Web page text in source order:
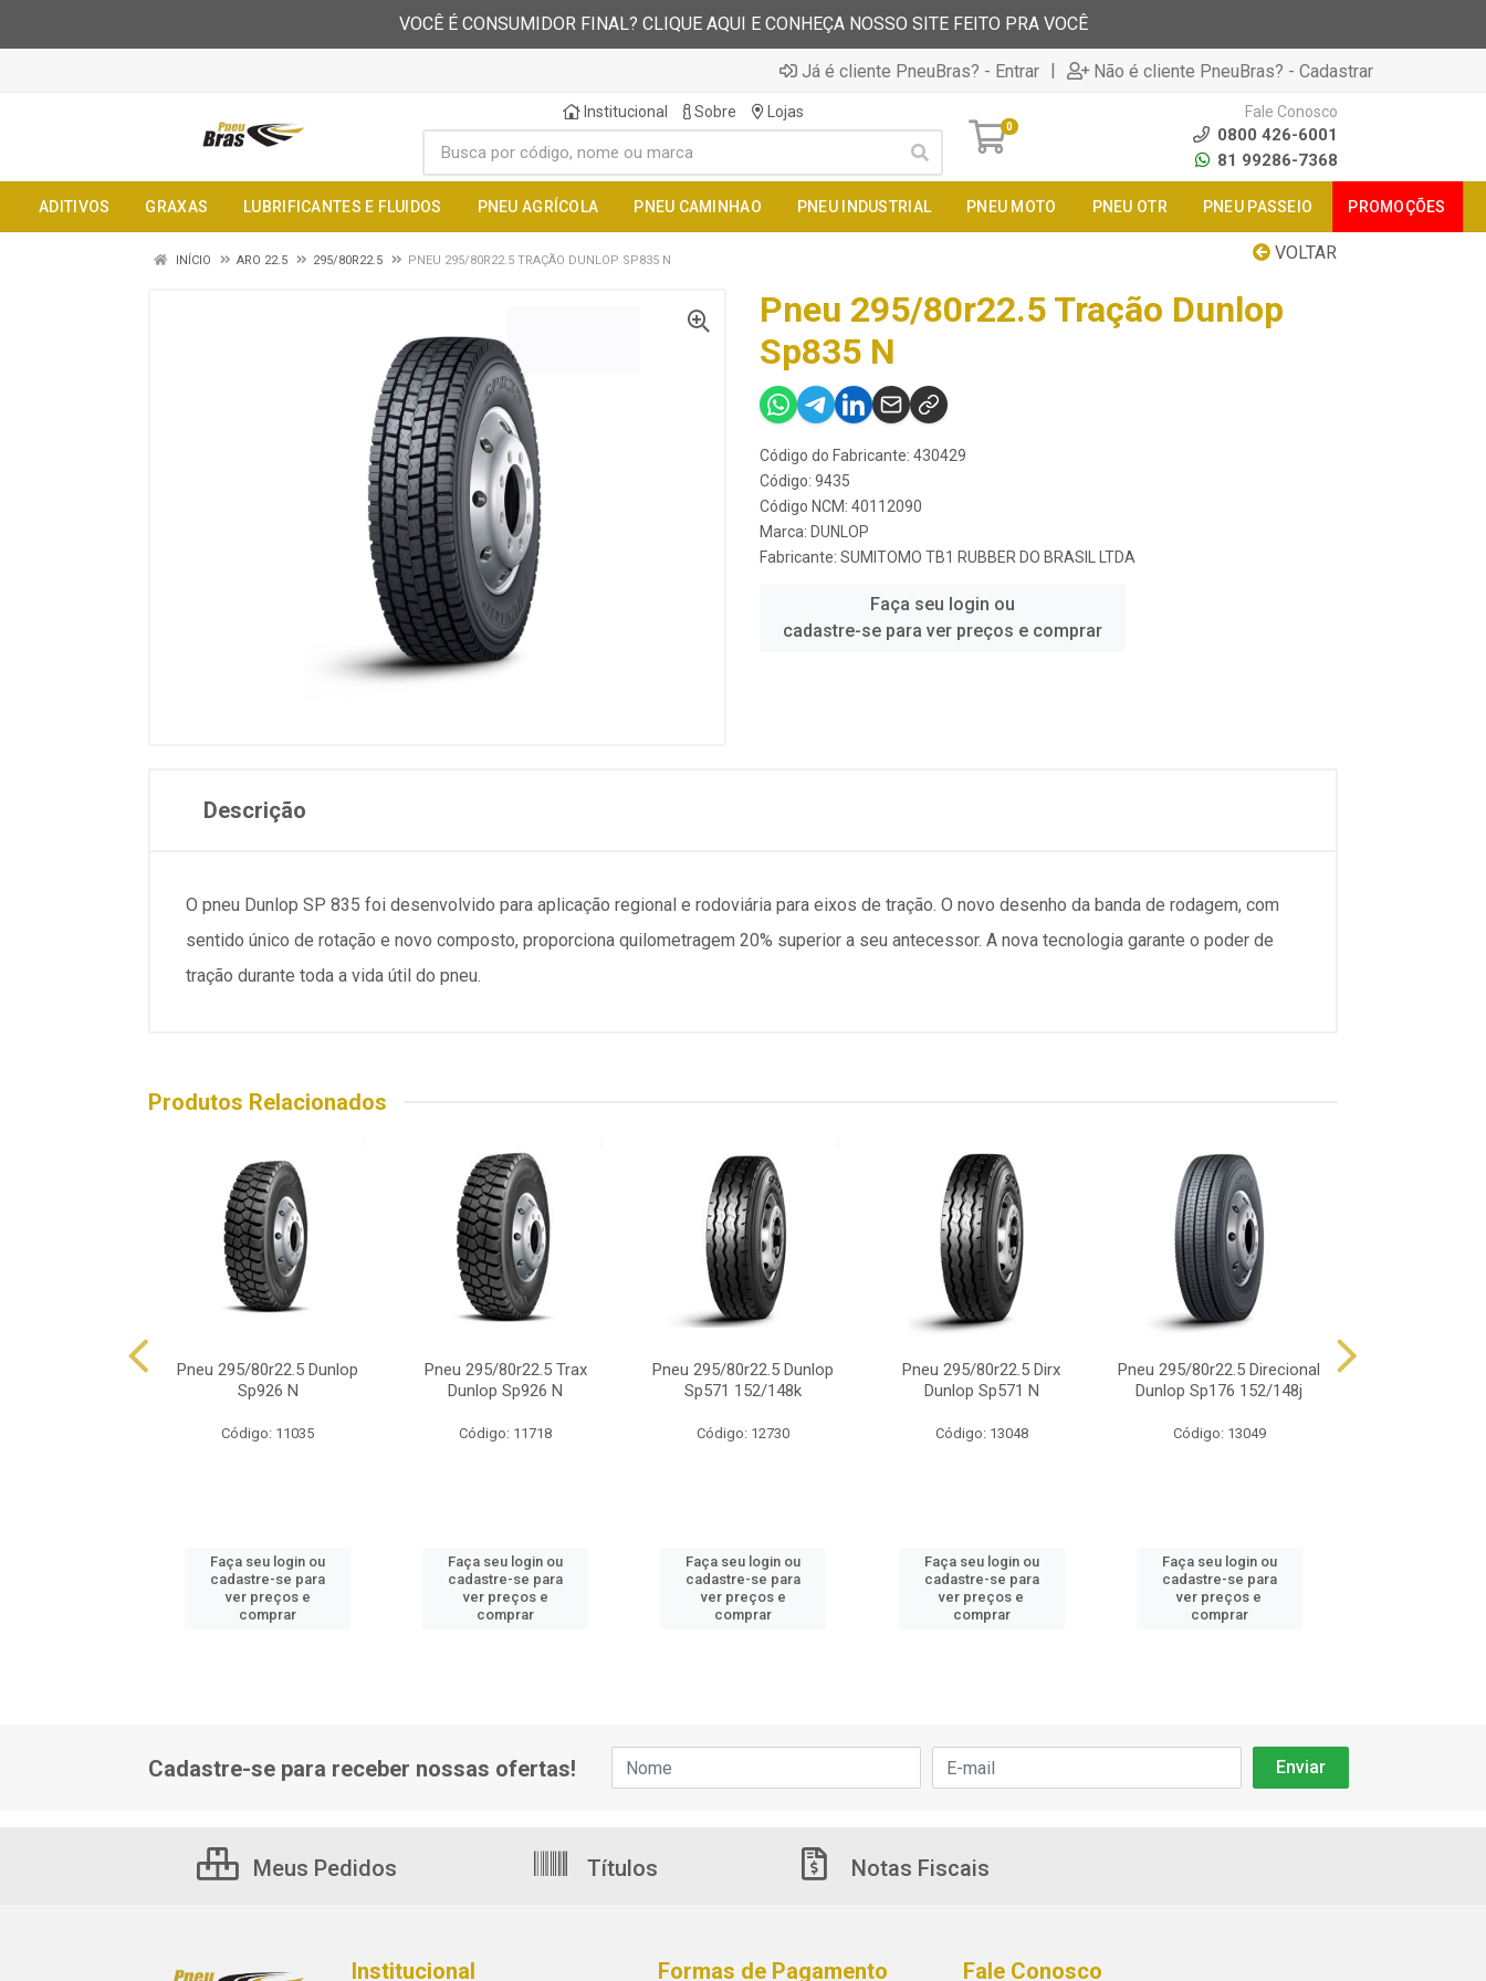
VOCÊ É CONSUMIDOR FINAL? CLIQUE AQUI E CONHEÇA NOSSO SITE FEITO PRA VOCÊ
Já é cliente PneuBras? - Entrar | Não é cliente PneuBras? - Cadastrar
Institucional Sobre Lojas
0
Fale Conosco
0800 426-6001
81 99286-7368
ADITIVOS GRAXAS LUBRIFICANTES E FLUIDOS PNEU AGRÍCOLA PNEU CAMINHAO PNEU INDUSTRIAL PNEU MOTO PNEU OTR PNEU PASSEIO PROMOÇÕES
VOLTAR
INÍCIO ARO 22.5 295/80R22.5 PNEU 295/80R22.5 TRAÇÃO DUNLOP SP835 N
Pneu 295/80r22.5 Tração Dunlop
Sp835 N
Código do Fabricante: 430429
Código: 9435
Código NCM: 40112090
Marca: DUNLOP
Fabricante: SUMITOMO TB1 RUBBER DO BRASIL LTDA
Faça seu login ou
cadastre-se para ver preços e comprar
Descrição
O pneu Dunlop SP 835 foi desenvolvido para aplicação regional e rodoviária para eixos de tração. O novo desenho da banda de rodagem, com
sentido único de rotação e novo composto, proporciona quilometragem 20% superior a seu antecessor. A nova tecnologia garante o poder de
tração durante toda a vida útil do pneu.
Produtos Relacionados
Pneu 295/80r22.5 Dunlop
Sp926 N
Código: 11035
Faça seu login ou
cadastre-se para
ver preços e
comprar
Pneu 295/80r22.5 Trax
Dunlop Sp926 N
Código: 11718
Faça seu login ou
cadastre-se para
ver preços e
comprar
Pneu 295/80r22.5 Dunlop
Sp571 152/148k
Código: 12730
Faça seu login ou
cadastre-se para
ver preços e
comprar
Pneu 295/80r22.5 Dirx
Dunlop Sp571 N
Código: 13048
Faça seu login ou
cadastre-se para
ver preços e
comprar
Pneu 295/80r22.5 Direcional
Dunlop Sp176 152/148j
Código: 13049
Faça seu login ou
cadastre-se para
ver preços e
comprar
Cadastre-se para receber nossas ofertas!
Meus Pedidos Títulos Notas Fiscais
Institucional Formas de Pagamento Fale Conosco